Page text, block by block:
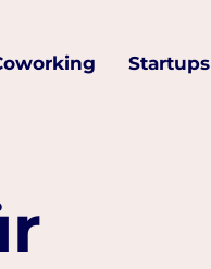
Startups